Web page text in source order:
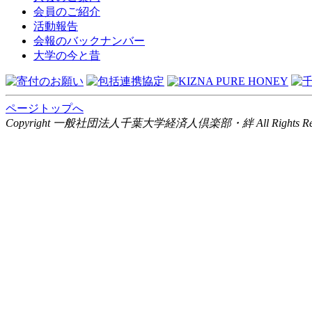
会員のご紹介
活動報告
会報のバックナンバー
大学の今と昔
ページトップへ
Copyright 一般社団法人千葉大学経済人倶楽部・絆 All Rights